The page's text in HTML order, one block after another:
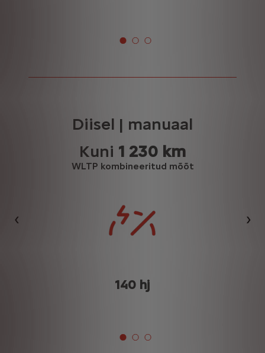
Diisel | manuaal
Kuni 1 230 km
WLTP kombineeritud mõõt
Eelmine
140 hj